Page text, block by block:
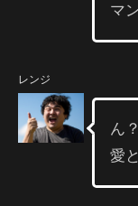
マ
レンジ
ん？
愛